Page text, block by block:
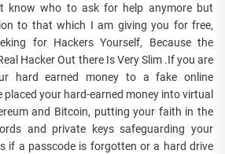
know who to ask for help anymore but
to that which I am giving you for free,
for Hackers Yourself, Because the
Hacker Out there Is Very Slim .If you are
hard earned money to a fake online
placed your hard-earned money into virtual
and Bitcoin, putting your faith in the
and private keys safeguarding your
if a passcode is forgotten or a hard drive